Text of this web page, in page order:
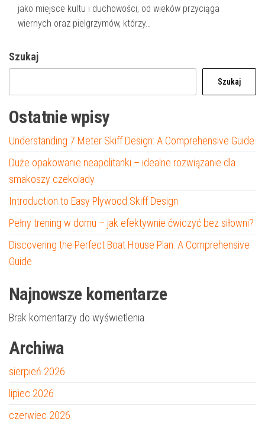
jako miejsce kultu i duchowości, od wieków przyciąga
wiernych oraz pielgrzymów, którzy…
Szukaj
Szukaj
Ostatnie wpisy
Understanding 7 Meter Skiff Design: A Comprehensive Guide
Duże opakowanie neapolitanki – idealne rozwiązanie dla
smakoszy czekolady
Introduction to Easy Plywood Skiff Design
Pełny trening w domu – jak efektywnie ćwiczyć bez siłowni?
Discovering the Perfect Boat House Plan: A Comprehensive
Guide
Najnowsze komentarze
Brak komentarzy do wyświetlenia.
Archiwa
sierpień 2026
lipiec 2026
czerwiec 2026